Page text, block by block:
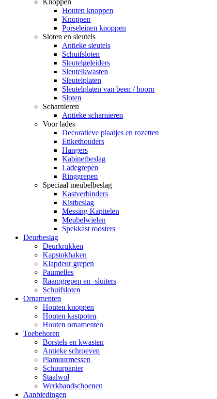
Knoppen
Houten knoppen
Knoppen
Porseleinen knoppen
Sloten en sleutels
Antieke sleutels
Schuifsloten
Sleutelgeleiders
Sleutelkwasten
Sleutelplaten
Sleutelplaten van been / hoorn
Sloten
Scharnieren
Antieke scharnieren
Voor lades
Decoratieve plaatjes en rozetten
Etikethouders
Hangers
Kabinetbeslag
Ladegrepen
Ringgrepen
Speciaal meubelbeslag
Kastverbinders
Kistbeslag
Messing Kapitelen
Meubelwielen
Spekkast roosters
Deurbeslag
Deurkrukken
Kapstokhaken
Klapdeur grepen
Paumelles
Raamgrepen en -sluiters
Schuifsloten
Ornamenten
Houten knoppen
Houten kastpoten
Houten ornamenten
Toebehoren
Borstels en kwasten
Antieke schroeven
Plamuurmessen
Schuurpapier
Staalwol
Werkhandschoenen
Aanbiedingen